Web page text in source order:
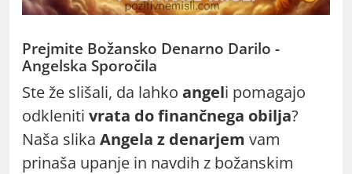
Prejmite Božansko Denarno Darilo -
Angelska Sporočila
Ste že slišali, da lahko angeli pomagajo
odkleniti vrata do finančnega obilja?
Naša slika Angela z denarjem vam
prinaša upanje in navdih z božanskim